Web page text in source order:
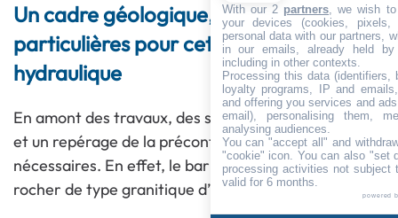
Un cadre géologique, des fondations
particulières pour cet ouvrage
hydraulique
En amont des travaux, des sondages géotechniques
et un repérage de la précontrainte ont été
nécessaires. En effet, le barrage est ancré dans un
rocher de type granitique d’Ussel.
With our 2 partners, we wish to
your devices (cookies,
personal data with our partners,
in our emails, already held
including in other contexts.
Processing this data (identifiers,
loyalty programs, IP and
and offering you services and
email), personalising them,
analysing audiences.
You can "accept all" and
"cookie" icon. You can also "set
processing activities not subject
valid for 6 months.
powered